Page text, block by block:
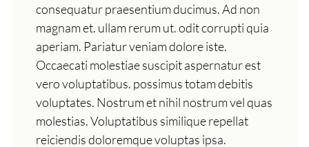
consequatur praesentium ducimus. Ad non
magnam et. ullam rerum ut. odit corrupti quia
aperiam. Pariatur veniam dolore iste.
Occaecati molestiae suscipit aspernatur est
vero voluptatibus. possimus totam debitis
voluptates. Nostrum et nihil nostrum vel quas
molestias. Voluptatibus similique repellat
reiciendis doloremque voluptas ipsa.